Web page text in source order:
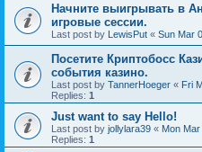
Начните выигрывать в
игровые сессии.
Last post by LewisPut « Sun Mar
Посетите Криптобосс
события казино.
Last post by TannerHoeger « Fri
Replies: 1
Just want to say Hello!
Last post by jollylara39 « Mon
Replies: 1